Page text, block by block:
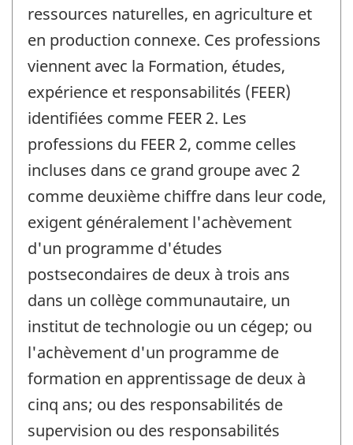
ressources naturelles, en agriculture et
en production connexe. Ces professions
viennent avec la Formation, études,
expérience et responsabilités (FEER)
identifiées comme FEER 2. Les
professions du FEER 2, comme celles
incluses dans ce grand groupe avec 2
comme deuxième chiffre dans leur code,
exigent généralement l'achèvement
d'un programme d'études
postsecondaires de deux à trois ans
dans un collège communautaire, un
institut de technologie ou un cégep; ou
l'achèvement d'un programme de
formation en apprentissage de deux à
cinq ans; ou des responsabilités de
supervision ou des responsabilités